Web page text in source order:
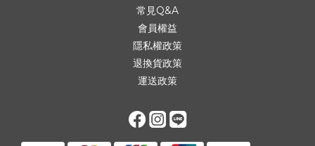
常見Q&A
會員權益
隱私權政策
退換貨政策
運送政策